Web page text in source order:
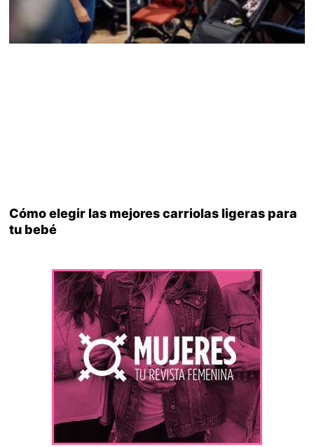
Cómo elegir las mejores carriolas ligeras para
tu bebé